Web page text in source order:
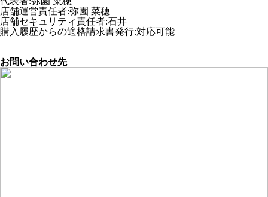
店舗運営責任者:弥園 菜穂
店舗セキュリティ責任者:石井
購入履歴からの適格請求書発行:対応可能
お問い合わせ先